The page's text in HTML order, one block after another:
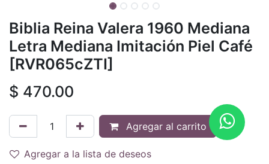
Biblia Reina Valera 1960 Mediana
Letra Mediana Imitación Piel Café
[RVR065cZTI]
$ 470.00
Agregar al carrito
Agregar a la lista de deseos